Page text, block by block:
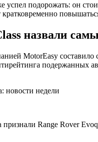
подорожать: он
назвали
MotorEasy
подержанных
Range Rover